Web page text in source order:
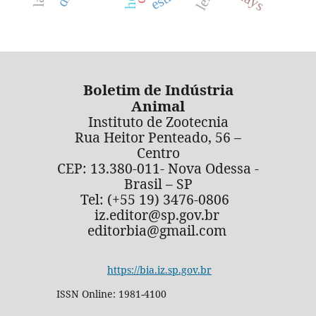
Boletim de Indústria
Animal
Instituto de Zootecnia
Rua Heitor Penteado, 56 –
Centro
CEP: 13.380-011- Nova Odessa -
Brasil – SP
Tel: (+55 19) 3476-0806
iz.editor@sp.gov.br
editorbia@gmail.com
https://bia.iz.sp.gov.br
ISSN Online: 1981-4100